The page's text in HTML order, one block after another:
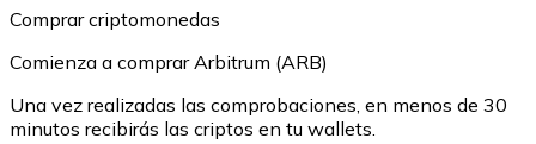
Comprar criptomonedas
Comienza a comprar Arbitrum (ARB)
Una vez realizadas las comprobaciones, en menos de 30
minutos recibirás las criptos en tu wallets.